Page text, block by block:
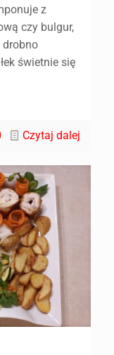
z
czy bulgur,
drobno
świetnie się
Czytaj dalej